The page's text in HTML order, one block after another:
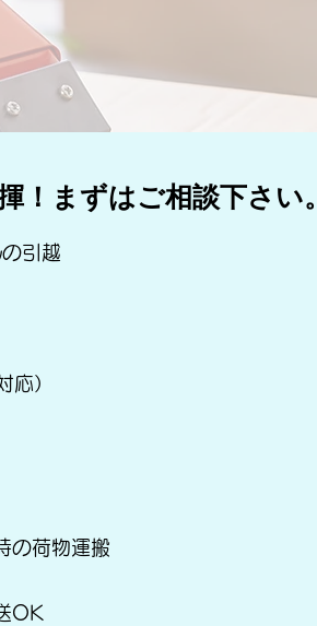
！まずはご相談下さい。
引越
応）
の荷物運搬
OK